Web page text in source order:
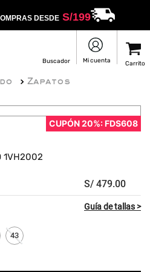
DESDES/199
Zapatos
CUPÓN 20%: FDS608
1VH2002
S/ 479.00
43